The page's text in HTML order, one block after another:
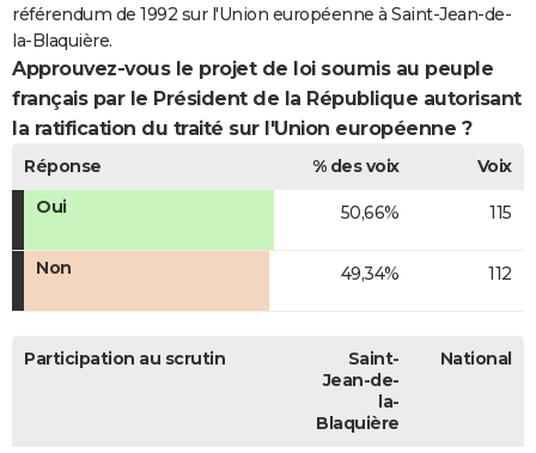
référendum de 1992 sur l'Union européenne à Saint-Jean-de-
la-Blaquière.
Approuvez-vous le projet de loi soumis au peuple
français par le Président de la République autorisant
la ratification du traité sur l'Union européenne ?
Réponse % des voix
Voix
Oui
50,66% 115
Non 49,34% 112
Participation au scrutin
Saint-
Jean-de-
la-
Blaquière
National